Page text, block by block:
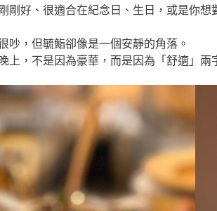
剛好、很適合在紀念日、生日，或是你
吵，但毓鮨卻像是一個安靜的角落。
上，不是因為豪華，而是因為「舒適」兩